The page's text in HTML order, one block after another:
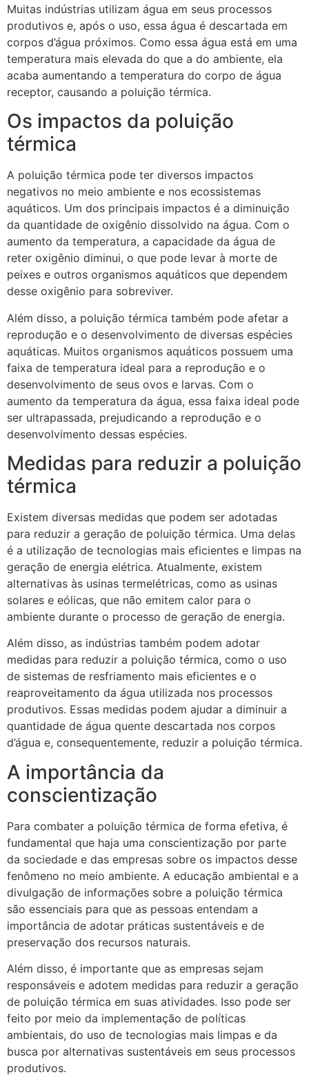
Muitas indústrias utilizam água em seus processos
produtivos e, após o uso, essa água é descartada em
corpos d’água próximos. Como essa água está em uma
temperatura mais elevada do que a do ambiente, ela
acaba aumentando a temperatura do corpo de água
receptor, causando a poluição térmica.
Os impactos da poluição
térmica
A poluição térmica pode ter diversos impactos
negativos no meio ambiente e nos ecossistemas
aquáticos. Um dos principais impactos é a diminuição
da quantidade de oxigênio dissolvido na água. Com o
aumento da temperatura, a capacidade da água de
reter oxigênio diminui, o que pode levar à morte de
peixes e outros organismos aquáticos que dependem
desse oxigênio para sobreviver.
Além disso, a poluição térmica também pode afetar a
reprodução e o desenvolvimento de diversas espécies
aquáticas. Muitos organismos aquáticos possuem uma
faixa de temperatura ideal para a reprodução e o
desenvolvimento de seus ovos e larvas. Com o
aumento da temperatura da água, essa faixa ideal pode
ser ultrapassada, prejudicando a reprodução e o
desenvolvimento dessas espécies.
Medidas para reduzir a poluição
térmica
Existem diversas medidas que podem ser adotadas
para reduzir a geração de poluição térmica. Uma delas
é a utilização de tecnologias mais eficientes e limpas na
geração de energia elétrica. Atualmente, existem
alternativas às usinas termelétricas, como as usinas
solares e eólicas, que não emitem calor para o
ambiente durante o processo de geração de energia.
Além disso, as indústrias também podem adotar
medidas para reduzir a poluição térmica, como o uso
de sistemas de resfriamento mais eficientes e o
reaproveitamento da água utilizada nos processos
produtivos. Essas medidas podem ajudar a diminuir a
quantidade de água quente descartada nos corpos
d’água e, consequentemente, reduzir a poluição térmica.
A importância da
conscientização
Para combater a poluição térmica de forma efetiva, é
fundamental que haja uma conscientização por parte
da sociedade e das empresas sobre os impactos desse
fenômeno no meio ambiente. A educação ambiental e a
divulgação de informações sobre a poluição térmica
são essenciais para que as pessoas entendam a
importância de adotar práticas sustentáveis e de
preservação dos recursos naturais.
Além disso, é importante que as empresas sejam
responsáveis e adotem medidas para reduzir a geração
de poluição térmica em suas atividades. Isso pode ser
feito por meio da implementação de políticas
ambientais, do uso de tecnologias mais limpas e da
busca por alternativas sustentáveis em seus processos
produtivos.